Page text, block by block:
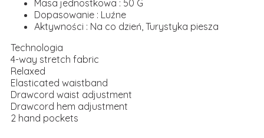
Masa jednostkowa : 50 G
Dopasowanie : Luźne
Aktywności : Na co dzień, Turystyka piesza
Technologia
4-way stretch fabric
Relaxed
Elasticated waistband
Drawcord waist adjustment
Drawcord hem adjustment
2 hand pockets